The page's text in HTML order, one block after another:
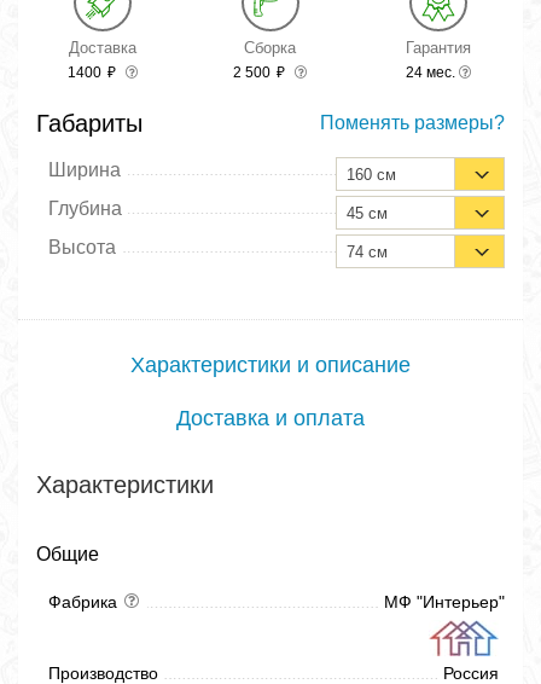
Доставка
1400 ₽
Сборка
2 500 ₽
Гарантия
24 мес.
Габариты Поменять размеры?
Ширина 160 см
Глубина 45 см
Высота 74 см
Характеристики и описание
Доставка и оплата
Характеристики
Общие
Фабрика МФ "Интерьер"
Производство Россия